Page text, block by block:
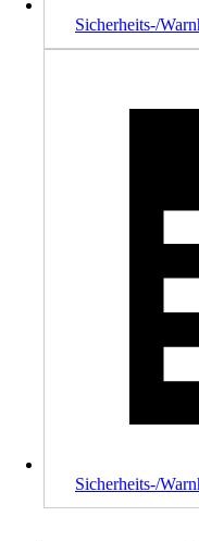
Sicherheits-/
Sicherheits-/